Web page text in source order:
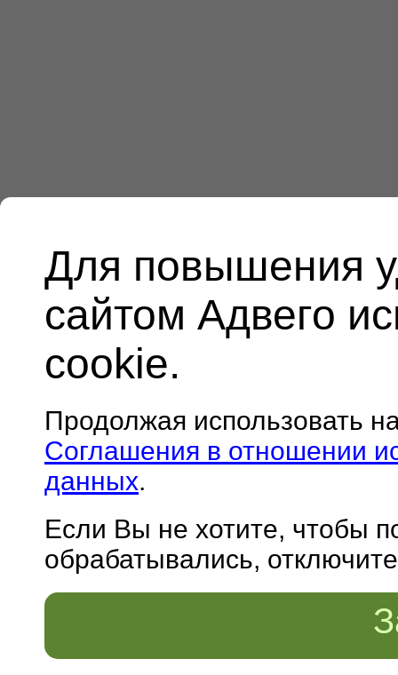
Для повышения
сайтом Адвего
cookie.
Продолжая использовать
Соглашения в отношении
данных.
Если Вы не хотите, чтобы
обрабатывались,